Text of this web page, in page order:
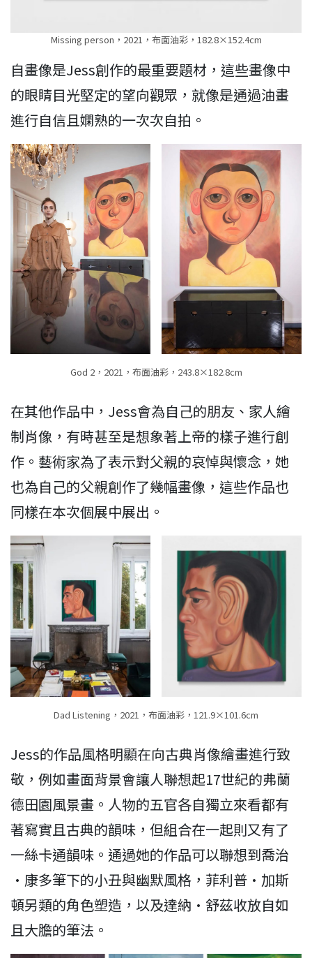
Missing person，2021，布面油彩，182.8×152.4cm
自畫像是Jess創作的最重要題材，這些畫像中
的眼睛目光堅定的望向觀眾，就像是通過油畫
進行自信且嫻熟的一次次自拍。
God 2，2021，布面油彩，243.8×182.8cm
在其他作品中，Jess會為自己的朋友、家人繪
制肖像，有時甚至是想象著上帝的樣子進行創
作。藝術家為了表示對父親的哀悼與懷念，她
也為自己的父親創作了幾幅畫像，這些作品也
同樣在本次個展中展出。
Dad Listening，2021，布面油彩，121.9×101.6cm
Jess的作品風格明顯在向古典肖像繪畫進行致
敬，例如畫面背景會讓人聯想起17世紀的弗蘭
德田園風景畫。人物的五官各自獨立來看都有
著寫實且古典的韻味，但組合在一起則又有了
一絲卡通韻味。通過她的作品可以聯想到喬治
·康多筆下的小丑與幽默風格，菲利普·加斯
頓另類的角色塑造，以及達納·舒茲收放自如
且大膽的筆法。